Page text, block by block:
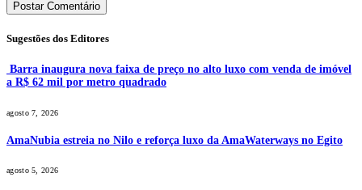
Sugestões dos Editores
Barra inaugura nova faixa de preço no alto luxo com venda de imóvel
a R$ 62 mil por metro quadrado
agosto 7, 2026
AmaNubia estreia no Nilo e reforça luxo da AmaWaterways no Egito
agosto 5, 2026